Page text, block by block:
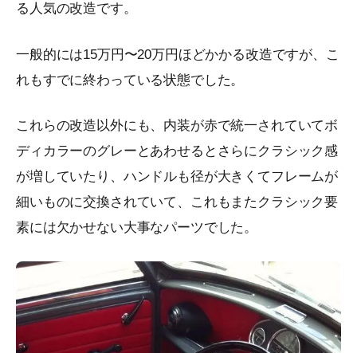
る人気の改造です。
一般的には15万円〜20万円ほどかかる改造ですが、こ
れもすでに終わっている状態でした。
これらの改造以外にも、内装が赤で統一されていてボ
ディカラーのグレーとあわせるとさらにクラシック感
が増していたり、ハンドルも径が大きくてフレームが
細いものに交換されていて、これもまたクラシック要
素には欠かせない大事なパーツでした。